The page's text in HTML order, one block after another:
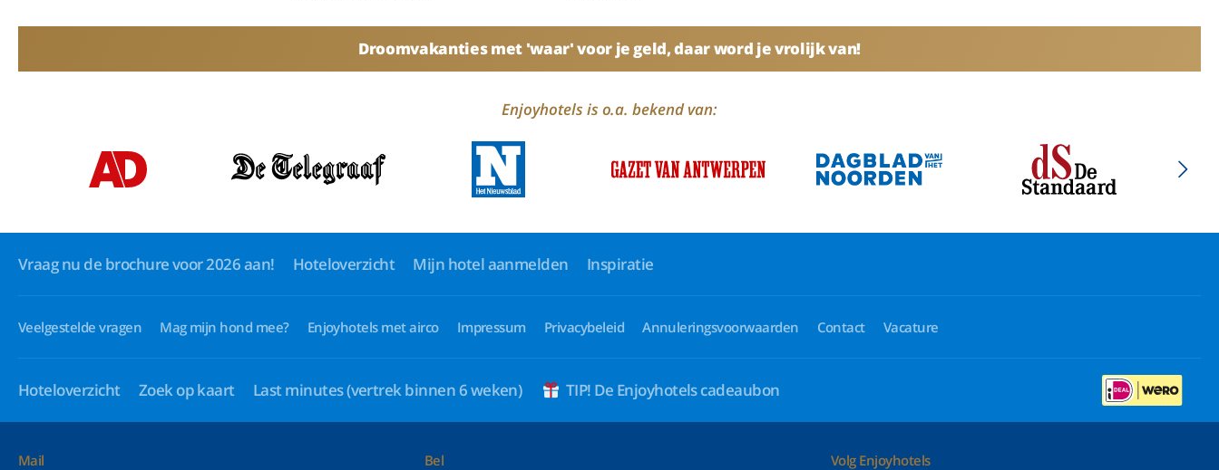
Droomvakanties met 'waar' voor je geld, daar word je vrolijk van!
Enjoyhotels is o.a. bekend van:
Vraag nu de brochure voor 2026 aan! Hoteloverzicht Mijn hotel aanmelden Inspiratie
Veelgestelde vragen Mag mijn hond mee? Enjoyhotels met airco Impressum Privacybeleid Annuleringsvoorwaarden Contact Vacature
Hoteloverzicht Zoek op kaart Last minutes(vertrek binnen 6 weken) TIP! De Enjoyhotels cadeaubon
Mail Bel Volg Enjoyhotels